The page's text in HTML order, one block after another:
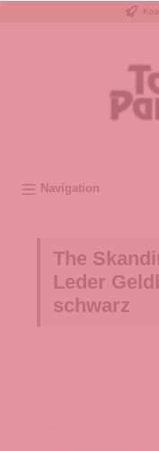
Navigation
The
Leder
schwarz